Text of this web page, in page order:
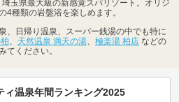
埼玉県最大級の新感覚スパリゾート。オリジ
4種類の岩盤浴を楽しめます。
、日帰り温泉、スーパー銭湯の中でも特に
、 天然温泉 満天の湯、 極楽湯 柏店 などの
てください。
ィ温泉年間ランキング2025